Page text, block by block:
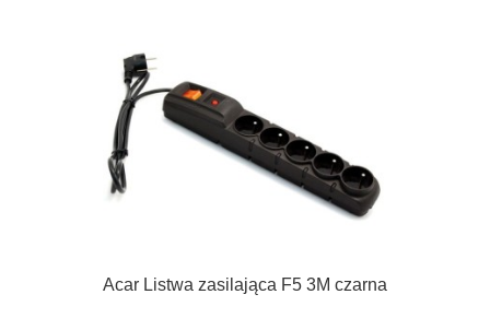
Acar Listwa zasilająca F5 3M czarna